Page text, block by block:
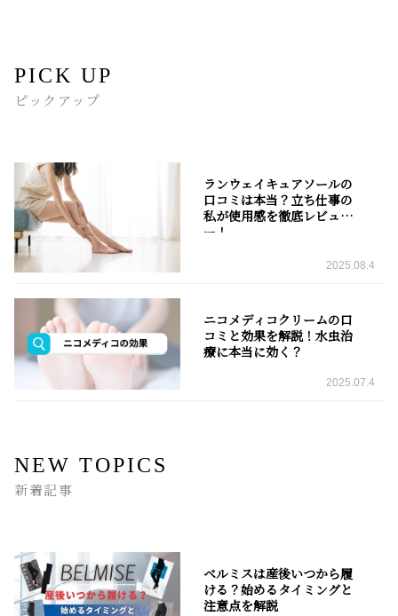
PICK UP
ピックアップ
ランウェイキュアソールの
口コミは本当？立ち仕事の
私が使用感を徹底レビュ
ー！
2025.08.4
ニコメディコクリームの口
コミと効果を解説！水虫治
療に本当に効く？
2025.07.4
NEW TOPICS
新着記事
ベルミスは産後いつから履
ける？始めるタイミングと
注意点を解説